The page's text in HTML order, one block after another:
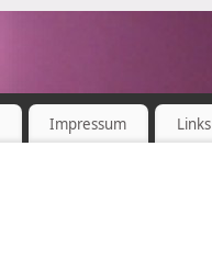
Impressum Links